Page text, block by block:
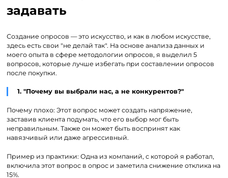
задавать
Создание опросов — это искусство, и как в любом искусстве,
здесь есть свои "не делай так". На основе анализа данных и
моего опыта в сфере методологии опросов, я выделил 5
вопросов, которые лучше избегать при составлении опросов
после покупки.
1. "Почему вы выбрали нас, а не конкурентов?"
Почему плохо: Этот вопрос может создать напряжение,
заставив клиента подумать, что его выбор мог быть
неправильным. Также он может быть воспринят как
навязчивый или даже агрессивный.
Пример из практики: Одна из компаний, с которой я работал,
включила этот вопрос в опрос и заметила снижение отклика на
15%.